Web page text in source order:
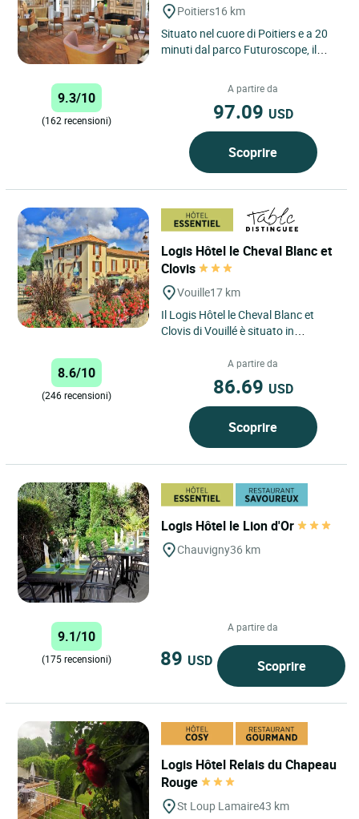
Poitiers16 km
Situato nel cuore di Poitiers e a 20
minuti dal parco Futuroscope, il
accoglie in un'atmosfera...
9.3/10
(162 recensioni)
A partire da
97.09 USD
Scoprire
Logis Hôtel le Cheval Blanc et
Clovis
Vouille17 km
Il Logis Hôtel le Cheval Blanc et
Clovis di Vouillé è situato in
regione ricca di patrimonio...
8.6/10
(246 recensioni)
A partire da
86.69 USD
Scoprire
Logis Hôtel le Lion d'Or
Chauvigny36 km
9.1/10
(175 recensioni)
A partire da
89 USD Scoprire
Logis Hôtel Relais du Chapeau
Rouge
St Loup Lamaire43 km